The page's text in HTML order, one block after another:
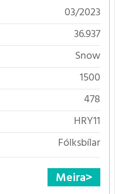
03/2023
36.937
Snow
1500
478
HRY11
Fólksbílar
Meira